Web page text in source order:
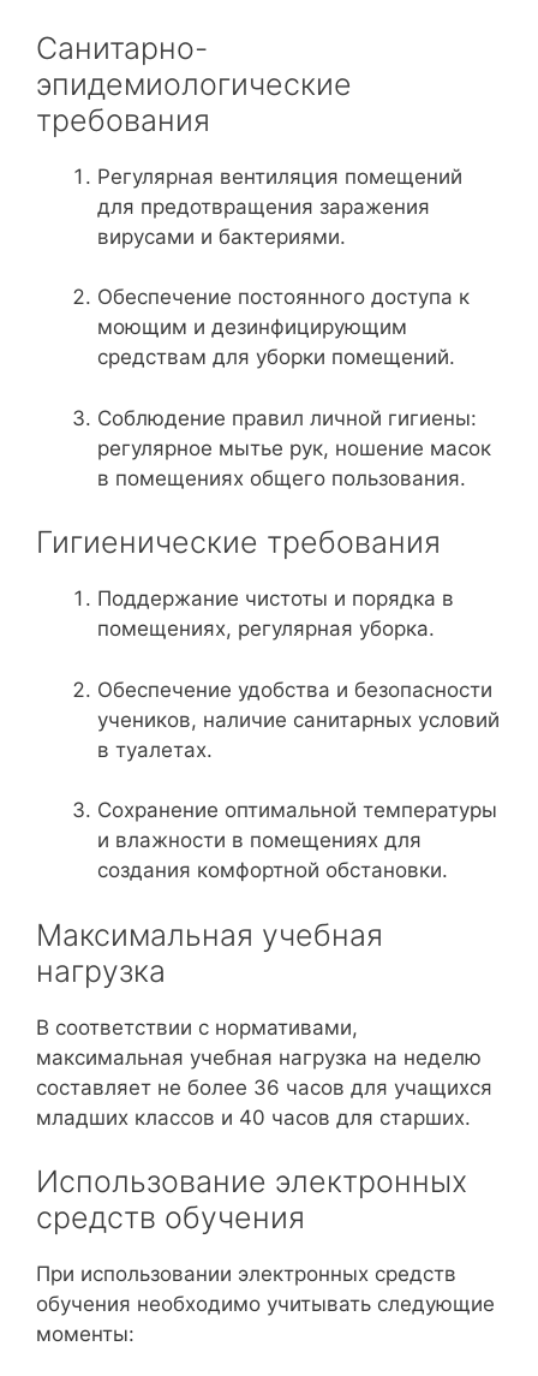
Санитарно-
эпидемиологические
требования
Регулярная вентиляция помещений
для предотвращения заражения
вирусами и бактериями.
Обеспечение постоянного доступа к
моющим и дезинфицирующим
средствам для уборки помещений.
Соблюдение правил личной гигиены:
регулярное мытье рук, ношение масок
в помещениях общего пользования.
Гигиенические требования
Поддержание чистоты и порядка в
помещениях, регулярная уборка.
Обеспечение удобства и безопасности
учеников, наличие санитарных условий
в туалетах.
Сохранение оптимальной температуры
и влажности в помещениях для
создания комфортной обстановки.
Максимальная учебная
нагрузка
В соответствии с нормативами,
максимальная учебная нагрузка на неделю
составляет не более 36 часов для учащихся
младших классов и 40 часов для старших.
Использование электронных
средств обучения
При использовании электронных средств
обучения необходимо учитывать следующие
моменты: